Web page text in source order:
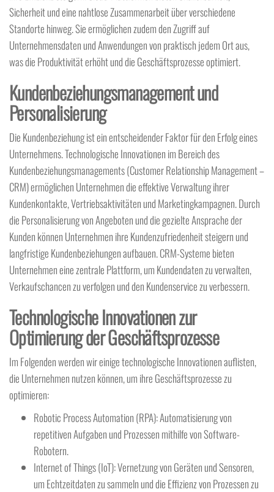
Sicherheit und eine nahtlose Zusammenarbeit über verschiedene
Standorte hinweg. Sie ermöglichen zudem den Zugriff auf
Unternehmensdaten und Anwendungen von praktisch jedem Ort aus,
was die Produktivität erhöht und die Geschäftsprozesse optimiert.
Kundenbeziehungsmanagement und
Personalisierung
Die Kundenbeziehung ist ein entscheidender Faktor für den Erfolg eines
Unternehmens. Technologische Innovationen im Bereich des
Kundenbeziehungsmanagements (Customer Relationship Management –
CRM) ermöglichen Unternehmen die effektive Verwaltung ihrer
Kundenkontakte, Vertriebsaktivitäten und Marketingkampagnen. Durch
die Personalisierung von Angeboten und die gezielte Ansprache der
Kunden können Unternehmen ihre Kundenzufriedenheit steigern und
langfristige Kundenbeziehungen aufbauen. CRM-Systeme bieten
Unternehmen eine zentrale Plattform, um Kundendaten zu verwalten,
Verkaufschancen zu verfolgen und den Kundenservice zu verbessern.
Technologische Innovationen zur
Optimierung der Geschäftsprozesse
Im Folgenden werden wir einige technologische Innovationen auflisten,
die Unternehmen nutzen können, um ihre Geschäftsprozesse zu
optimieren:
Robotic Process Automation (RPA): Automatisierung von
repetitiven Aufgaben und Prozessen mithilfe von Software-
Robotern.
Internet of Things (IoT): Vernetzung von Geräten und Sensoren,
um Echtzeitdaten zu sammeln und die Effizienz von Prozessen zu